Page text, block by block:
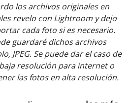
los archivos originales en
revelo con Lightroom y dejo
cada foto si es necesario.
guardaré dichos archivos
JPEG. Se puede dar el caso de
resolución para internet o
las fotos en alta resolución.